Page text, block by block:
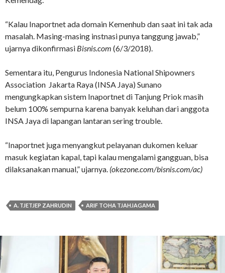
“Kalau Inaportnet ada domain Kemenhub dan saat ini tak ada
masalah. Masing-masing instnasi punya tanggung jawab,”
ujarnya dikonfirmasi Bisnis.com (6/3/2018).
Sementara itu, Pengurus Indonesia National Shipowners
Association Jakarta Raya (INSA Jaya) Sunano
mengungkapkan sistem Inaportnet di Tanjung Priok masih
belum 100% sempurna karena banyak keluhan dari anggota
INSA Jaya di lapangan lantaran sering trouble.
“Inaportnet juga menyangkut pelayanan dukomen keluar
masuk kegiatan kapal, tapi kalau mengalami gangguan, bisa
dilaksanakan manual,” ujarnya. (okezone.com/bisnis.com/ac)
A. TJETJEP ZAHRUDIN ARIF TOHA TJAHJAGAMA